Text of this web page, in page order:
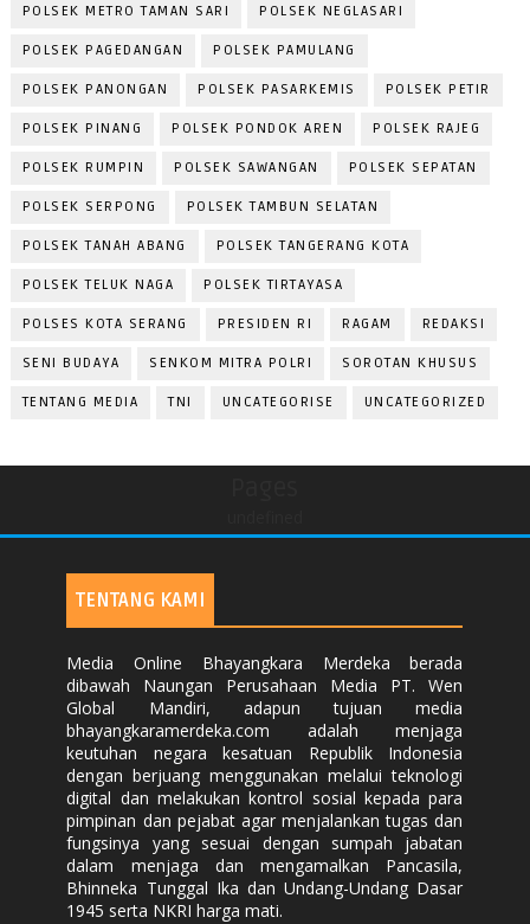
POLSEK METRO TAMAN SARI POLSEK NEGLASARI
POLSEK PAGEDANGAN POLSEK PAMULANG
POLSEK PANONGAN POLSEK PASARKEMIS POLSEK PETIR
POLSEK PINANG POLSEK PONDOK AREN POLSEK RAJEG
POLSEK RUMPIN POLSEK SAWANGAN POLSEK SEPATAN
POLSEK SERPONG POLSEK TAMBUN SELATAN
POLSEK TANAH ABANG POLSEK TANGERANG KOTA
POLSEK TELUK NAGA POLSEK TIRTAYASA
POLSES KOTA SERANG PRESIDEN RI RAGAM REDAKSI
SENI BUDAYA SENKOM MITRA POLRI SOROTAN KHUSUS
TENTANG MEDIA TNI UNCATEGORISE UNCATEGORIZED
TENTANG KAMI
Media Online Bhayangkara Merdeka berada
dibawah Naungan Perusahaan Media PT. Wen
Global Mandiri, adapun tujuan media
bhayangkaramerdeka.com adalah menjaga
keutuhan negara kesatuan Republik Indonesia
dengan berjuang menggunakan melalui teknologi
digital dan melakukan kontrol sosial kepada para
pimpinan dan pejabat agar menjalankan tugas dan
fungsinya yang sesuai dengan sumpah jabatan
dalam menjaga dan mengamalkan Pancasila,
Bhinneka Tunggal Ika dan Undang-Undang Dasar
1945 serta NKRI harga mati.